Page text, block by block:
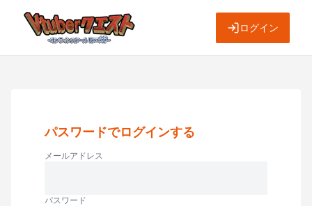
ログイン
パスワードでログインする
メールアドレス
パスワード